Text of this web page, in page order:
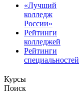
«Лучший
колледж
России»
Рейтинги
колледжей
Рейтинги
специальностей
Курсы
Поиск